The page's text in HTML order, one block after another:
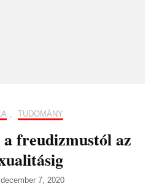
, TUDOMÁNY
freudizmustól az
december 7, 2020